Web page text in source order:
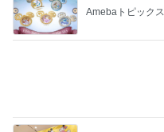
Amebaトピックス